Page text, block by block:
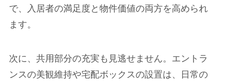
で、入居者の満足度と物件価値の両方を高められ
ます。
次に、共用部分の充実も見逃せません。エントラ
ンスの美観維持や宅配ボックスの設置は、日常の